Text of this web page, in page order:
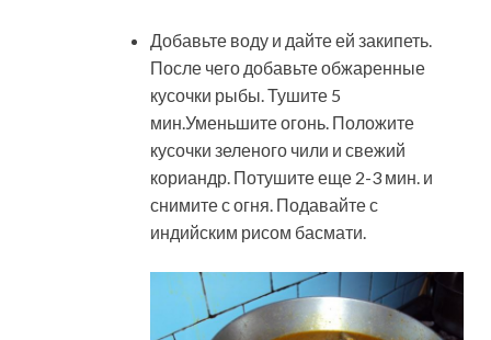
Добавьте воду и дайте ей закипеть.
После чего добавьте обжаренные
кусочки рыбы. Тушите 5
мин.Уменьшите огонь. Положите
кусочки зеленого чили и свежий
кориандр. Потушите еще 2-3 мин. и
снимите с огня. Подавайте с
индийским рисом басмати.